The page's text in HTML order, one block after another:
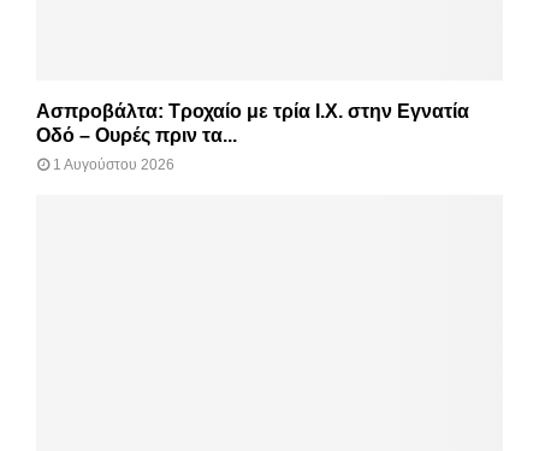
Ασπροβάλτα: Τροχαίο με τρία Ι.Χ. στην Εγνατία
Οδό – Ουρές πριν τα...
1 Αυγούστου 2026